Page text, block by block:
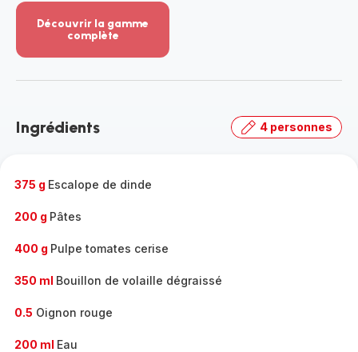
Découvrir la gamme
complète
-
gamme
Ingrédients 4 personnes
375 g Escalope de dinde
200 g Pâtes
400 g Pulpe tomates cerise
350 ml Bouillon de volaille dégraissé
0.5 Oignon rouge
200 ml Eau